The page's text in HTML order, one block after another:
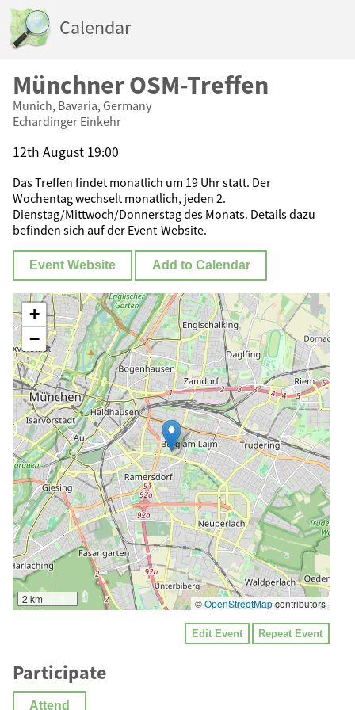
Calendar
Münchner OSM-Treffen
Munich, Bavaria, Germany
Echardinger Einkehr
12th August 19:00
Das Treffen findet monatlich um 19 Uhr statt. Der
Wochentag wechselt monatlich, jeden 2.
Dienstag/Mittwoch/Donnerstag des Monats. Details dazu
befinden sich auf der Event-Website.
Event Website Add to Calendar
+
−
2 km ©OpenStreetMapcontributors
Edit Event Repeat Event
Participate
Attend